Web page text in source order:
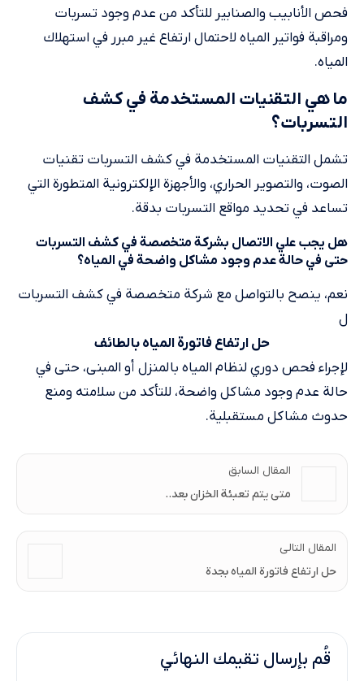
فحص الأنابيب والصنابير للتأكد من عدم وجود تسربات
ومراقبة فواتير المياه لاحتمال ارتفاع غير مبرر في استهلاك
المياه.
ما هي التقنيات المستخدمة في كشف
التسربات؟
تشمل التقنيات المستخدمة في كشف التسربات تقنيات
الصوت، والتصوير الحراري، والأجهزة الإلكترونية المتطورة التي
تساعد في تحديد مواقع التسربات بدقة.
هل يجب علي الاتصال بشركة متخصصة في كشف التسربات
حتى في حالة عدم وجود مشاكل واضحة في المياه؟
نعم، ينصح بالتواصل مع شركة متخصصة في كشف التسربات
ل
حل ارتفاع فاتورة المياه بالطائف
لإجراء فحص دوري لنظام المياه بالمنزل أو المبنى، حتى في
حالة عدم وجود مشاكل واضحة، للتأكد من سلامته ومنع
حدوث مشاكل مستقبلية.
المقال السابق
متى يتم تعبئة الخزان بعد..
المقال التالى
حل ارتفاع فاتورة المياه بجدة
قُم بإرسال تقيمك النهائي